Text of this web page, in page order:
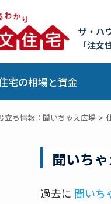
ザ・ハ
「注文
宅の相場と資金
立ち情報：聞いちゃえ広場
聞いち
過去に 聞いち